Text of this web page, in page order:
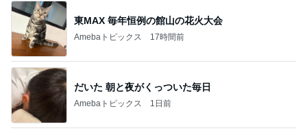
東MAX 毎年恒例の館山の花火大会
Amebaトピックス 17時間前
だいた 朝と夜がくっついた毎日
Amebaトピックス 1日前